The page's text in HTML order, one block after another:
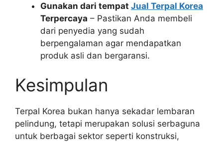
Gunakan dari tempat Jual Terpal Korea
Terpercaya – Pastikan Anda membeli
dari penyedia yang sudah
berpengalaman agar mendapatkan
produk asli dan bergaransi.
Kesimpulan
Terpal Korea bukan hanya sekadar lembaran
pelindung, tetapi merupakan solusi serbaguna
untuk berbagai sektor seperti konstruksi,